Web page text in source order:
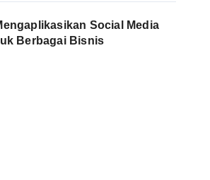
Social Media
Berbagai Bisnis